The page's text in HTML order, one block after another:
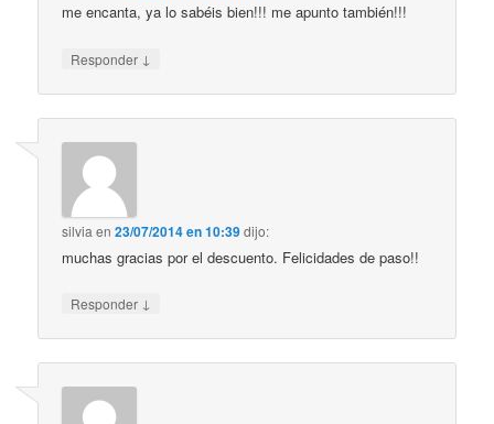
me encanta, ya lo sabéis bien!!! me apunto también!!!
Responder ↓
silvia en23/07/2014 en 10:39dijo:
muchas gracias por el descuento. Felicidades de paso!!
Responder ↓